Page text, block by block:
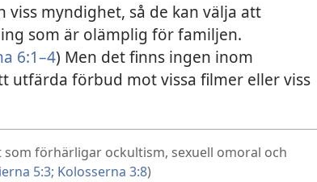
myndighet, så de kan välja att
som är olämplig för familjen.
6:1–4) Men det finns ingen inom
utfärda förbud mot vissa filmer eller viss
förhärligar ockultism, sexuell omoral och
5:3; Kolosserna 3:8)